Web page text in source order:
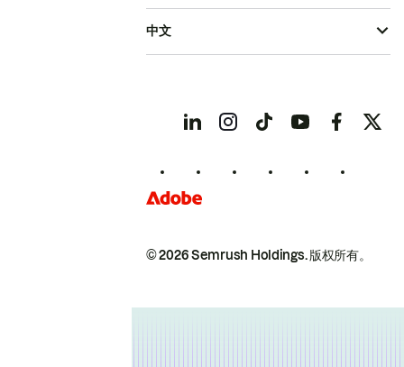
© 2026 Semrush Holdings.版权所有。
中文